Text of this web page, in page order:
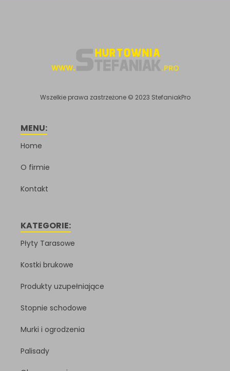
Wszelkie prawa zastrzeżone © 2023 StefaniakPro
MENU:
Home
O firmie
Kontakt
KATEGORIE:
Płyty Tarasowe
Kostki brukowe
Produkty uzupełniające
Stopnie schodowe
Murki i ogrodzenia
Palisady